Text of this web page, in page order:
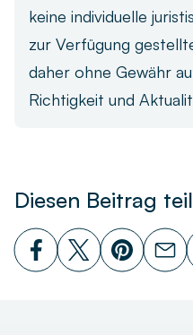
keine individuelle
zur Verfügung
daher ohne Gewähr
Richtigkeit und
Diesen Beitrag